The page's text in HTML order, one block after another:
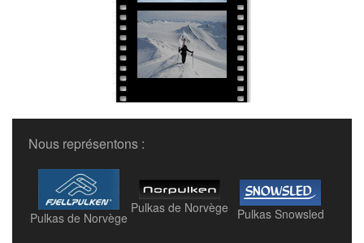
Nous représentons :
Pulkas de Norvège
Pulkas de Norvège Pulkas Snowsled